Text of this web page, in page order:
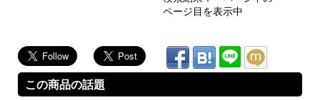
ページ目を表示中
この商品の話題